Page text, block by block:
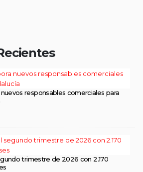
responsables comerciales para
trimestre de 2026 con 2.170